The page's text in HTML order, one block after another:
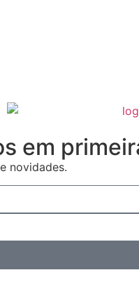
em
novidades.